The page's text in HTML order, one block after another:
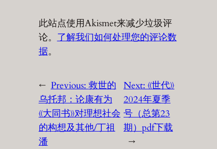
此站点使用Akismet来减少垃圾评
论。 了解我们如何处理您的评论数
据。
← Previous:救世的
乌托邦：论康有为
《大同书》对理想社会
的构想及其他/丁祖
潘
Next:《世代》
2024年夏季
号（总第23
期）pdf下载
→